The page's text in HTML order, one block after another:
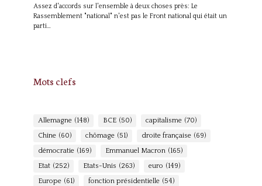
Assez d'accords sur l'ensemble à deux choses près: Le
Rassemblement "national" n'est pas le Front national qui était un
parti…
Mots clefs
Allemagne (148) BCE (50) capitalisme (70)
Chine (60) chômage (51) droite française (69)
démocratie (169) Emmanuel Macron (165)
Etat (252) Etats-Unis (263) euro (149)
Europe (61) fonction présidentielle (54)